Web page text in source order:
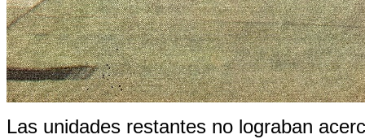
Las unidades restantes no lograban